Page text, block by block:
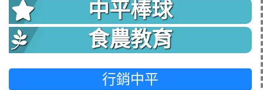
中平棒球
食農教育
行銷中平